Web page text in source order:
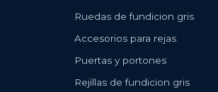
Ruedas de fundicion gris
Accesorios para rejas
Puertas y portones
Rejillas de fundicion gris